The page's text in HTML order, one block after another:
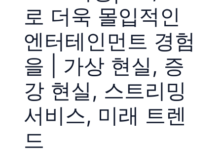
로 더욱 몰입적인
엔터테인먼트 경험
을 | 가상 현실, 증
강 현실, 스트리밍
서비스, 미래 트렌
드